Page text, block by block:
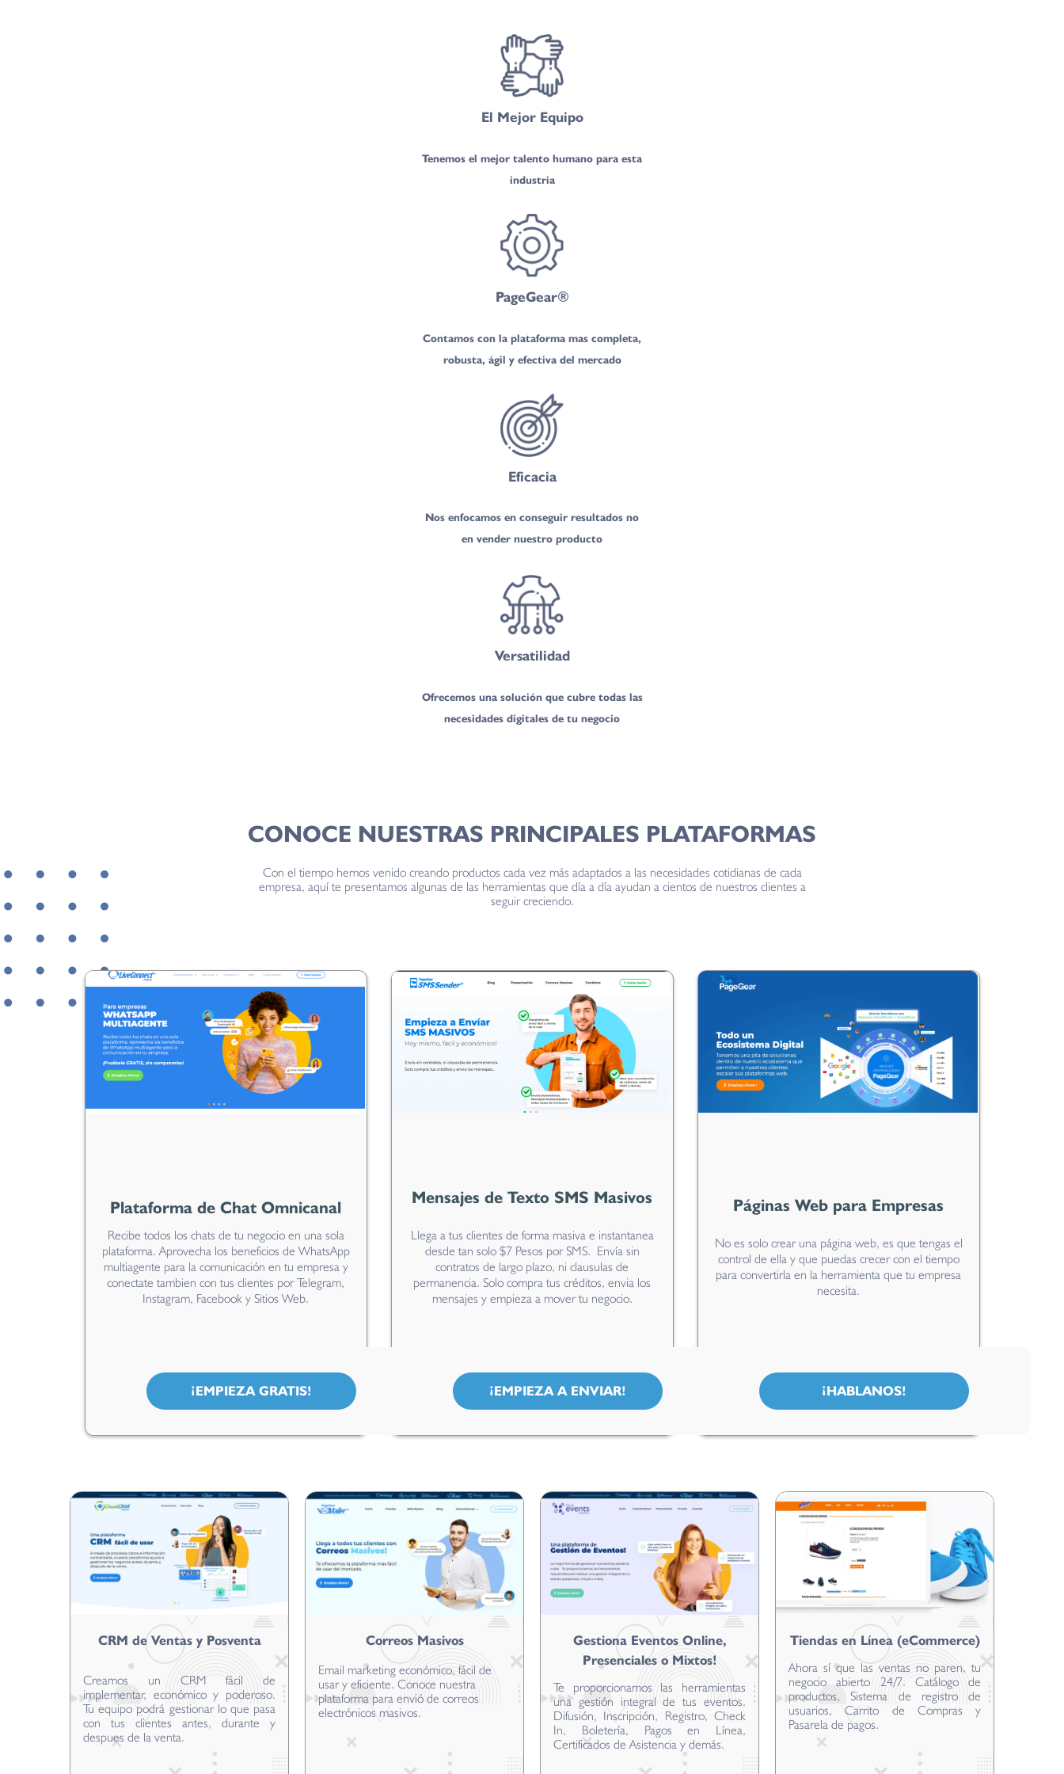
El Mejor Equipo
Tenemos el mejor talento humano para esta
industria
PageGear®
Contamos con la plataforma mas completa,
robusta, ágil y efectiva del mercado
Eficacia
Nos enfocamos en conseguir resultados no
en vender nuestro producto
Versatilidad
Ofrecemos una solución que cubre todas las
necesidades digitales de tu negocio
CONOCE NUESTRAS PRINCIPALES PLATAFORMAS
Con el tiempo hemos venido creando productos cada vez más adaptados a las necesidades cotidianas de cada
empresa, aquí te presentamos algunas de las herramientas que día a día ayudan a cientos de nuestros clientes a
seguir creciendo.
Plataforma de Chat Omnicanal
Recibe todos los chats de tu negocio en una sola
plataforma. Aprovecha los beneficios de WhatsApp
multiagente para la comunicación en tu empresa y
conectate tambien con tus clientes por Telegram,
Instagram, Facebook y Sitios Web.
¡EMPIEZA GRATIS!
Mensajes de Texto SMS Masivos
Llega a tus clientes de forma masiva e instantanea
desde tan solo $7 Pesos por SMS. Envía sin
contratos de largo plazo, ni clausulas de
permanencia. Solo compra tus créditos, envia los
mensajes y empieza a mover tu negocio.
¡EMPIEZA A ENVIAR!
Páginas Web para Empresas
No es solo crear una página web, es que tengas el
control de ella y que puedas crecer con el tiempo
para convertirla en la herramienta que tu empresa
necesita.
¡HABLANOS!
CRM de Ventas y Posventa
Creamos un CRM fácil de
implementar, económico y poderoso.
Tu equipo podrá gestionar lo que pasa
con tus clientes antes, durante y
despues de la venta.
Correos Masivos
Email marketing económico, fácil de
usar y eficiente. Conoce nuestra
plataforma para envió de correos
electrónicos masivos.
Gestiona Eventos Online,
Presenciales o Mixtos!
Te proporcionamos las herramientas
una gestión integral de tus eventos.
Difusión, Inscripción, Registro, Check
In, Boletería, Pagos en Línea,
Certificados de Asistencia y demás.
Tiendas en Línea (eCommerce)
Ahora sí que las ventas no paren, tu
negocio abierto 24/7. Catálogo de
productos, Sistema de registro de
usuarios, Carrito de Compras y
Pasarela de pagos.